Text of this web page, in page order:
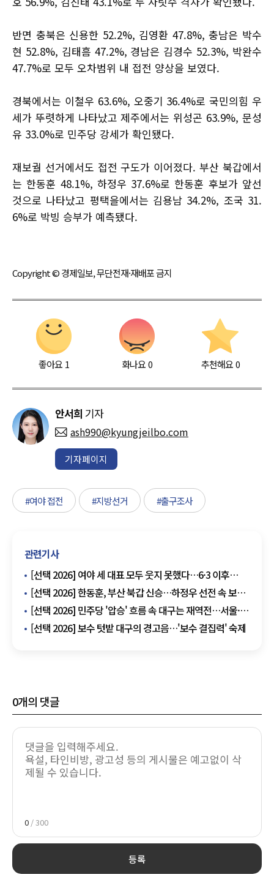
반면 충북은 신용한 52.2%, 김영환 47.8%, 충남은 박수
현 52.8%, 김태흠 47.2%, 경남은 김경수 52.3%, 박완수
47.7%로 모두 오차범위 내 접전 양상을 보였다.
경북에서는 이철우 63.6%, 오중기 36.4%로 국민의힘 우
세가 뚜렷하게 나타났고 제주에서는 위성곤 63.9%, 문성
유 33.0%로 민주당 강세가 확인됐다.
재보궐 선거에서도 접전 구도가 이어졌다. 부산 북갑에서
는 한동훈 48.1%, 하정우 37.6%로 한동훈 후보가 앞선
것으로 나타났고 평택을에서는 김용남 34.2%, 조국 31.
6%로 박빙 승부가 예측됐다.
Copyright © 경제일보, 무단전재·재배포 금지
좋아요 1 화나요0 추천해요 0
안서희 기자
ash990@kyungjeilbo.com
기자페이지
#여야 접전 #지방선거 #출구조사
관련기사
[선택 2026] 여야 세 대표 모두 웃지 못했다…6·3 이후
정계개편 시계 빨라진다
[선택 2026] 한동훈, 부산 북갑 신승…하정우 선전 속 보수
재편 신호
[선택 2026] 민주당 '압승' 흐름 속 대구는 재역전…서울·
부산 우세, 평택을은 끝까지 안갯속
[선택 2026] 보수 텃밭 대구의 경고음…'보수 결집력' 숙제
0개의 댓글
0 / 300
등록